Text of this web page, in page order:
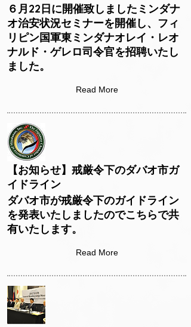
６月22日に開催致しましたミンダナ
オ治安状況セミナーを開催し、フィ
リピン国軍東ミンダナオレイ・レオ
ナルド・ゲレロ司令官を招聘いたし
ました。
Read More
【お知らせ】戒厳令下のダバオ市ガ
イドライン
ダバオ市が戒厳令下のガイドライン
を発表いたしましたのでこちらで共
有いたします。
Read More